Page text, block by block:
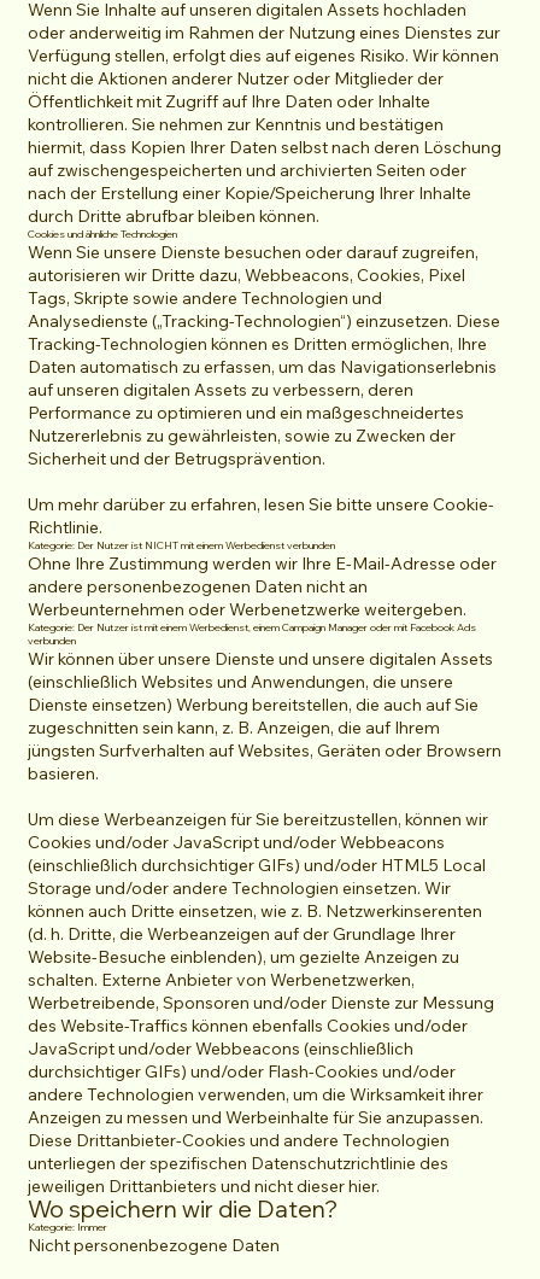
Wenn Sie Inhalte auf unseren digitalen Assets hochladen
oder anderweitig im Rahmen der Nutzung eines Dienstes zur
Verfügung stellen, erfolgt dies auf eigenes Risiko. Wir können
nicht die Aktionen anderer Nutzer oder Mitglieder der
Öffentlichkeit mit Zugriff auf Ihre Daten oder Inhalte
kontrollieren. Sie nehmen zur Kenntnis und bestätigen
hiermit, dass Kopien Ihrer Daten selbst nach deren Löschung
auf zwischengespeicherten und archivierten Seiten oder
nach der Erstellung einer Kopie/Speicherung Ihrer Inhalte
durch Dritte abrufbar bleiben können.
Cookies und ähnliche Technologien
Wenn Sie unsere Dienste besuchen oder darauf zugreifen,
autorisieren wir Dritte dazu, Webbeacons, Cookies, Pixel
Tags, Skripte sowie andere Technologien und
Analysedienste („Tracking-Technologien“) einzusetzen. Diese
Tracking-Technologien können es Dritten ermöglichen, Ihre
Daten automatisch zu erfassen, um das Navigationserlebnis
auf unseren digitalen Assets zu verbessern, deren
Performance zu optimieren und ein maßgeschneidertes
Nutzererlebnis zu gewährleisten, sowie zu Zwecken der
Sicherheit und der Betrugsprävention.
Um mehr darüber zu erfahren, lesen Sie bitte unsere Cookie-
Richtlinie.
Kategorie: Der Nutzer ist NICHT mit einem Werbedienst verbunden
Ohne Ihre Zustimmung werden wir Ihre E-Mail-Adresse oder
andere personenbezogenen Daten nicht an
Werbeunternehmen oder Werbenetzwerke weitergeben.
Kategorie: Der Nutzer ist mit einem Werbedienst, einem Campaign Manager oder mit Facebook Ads
verbunden
Wir können über unsere Dienste und unsere digitalen Assets
(einschließlich Websites und Anwendungen, die unsere
Dienste einsetzen) Werbung bereitstellen, die auch auf Sie
zugeschnitten sein kann, z. B. Anzeigen, die auf Ihrem
jüngsten Surfverhalten auf Websites, Geräten oder Browsern
basieren.
Um diese Werbeanzeigen für Sie bereitzustellen, können wir
Cookies und/oder JavaScript und/oder Webbeacons
(einschließlich durchsichtiger GIFs) und/oder HTML5 Local
Storage und/oder andere Technologien einsetzen. Wir
können auch Dritte einsetzen, wie z. B. Netzwerkinserenten
(d. h. Dritte, die Werbeanzeigen auf der Grundlage Ihrer
Website-Besuche einblenden), um gezielte Anzeigen zu
schalten. Externe Anbieter von Werbenetzwerken,
Werbetreibende, Sponsoren und/oder Dienste zur Messung
des Website-Traffics können ebenfalls Cookies und/oder
JavaScript und/oder Webbeacons (einschließlich
durchsichtiger GIFs) und/oder Flash-Cookies und/oder
andere Technologien verwenden, um die Wirksamkeit ihrer
Anzeigen zu messen und Werbeinhalte für Sie anzupassen.
Diese Drittanbieter-Cookies und andere Technologien
unterliegen der spezifischen Datenschutzrichtlinie des
jeweiligen Drittanbieters und nicht dieser hier.
Wo speichern wir die Daten?
Kategorie: Immer
Nicht personenbezogene Daten